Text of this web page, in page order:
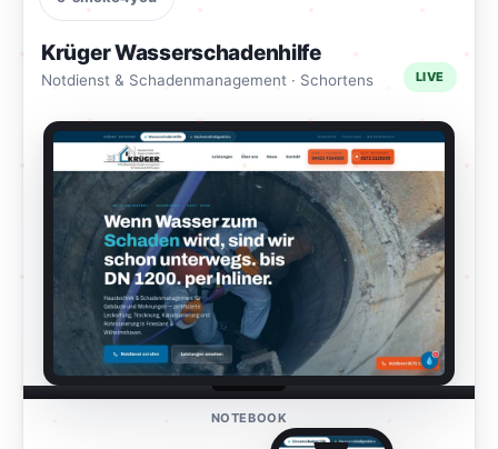
Krüger Wasserschadenhilfe
Notdienst & Schadenmanagement · Schortens LIVE
NOTEBOOK